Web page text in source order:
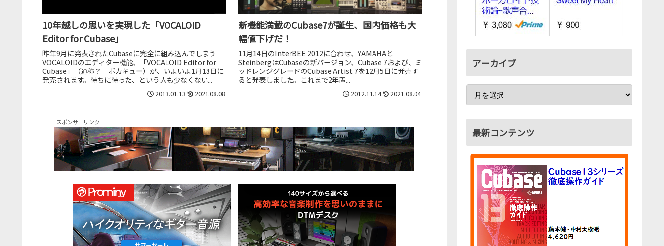
10年越しの思いを実現した「VOCALOID
Editor for Cubase」
昨年9月に発表されたCubaseに完全に組み込んでしまう
VOCALOIDのエディター機能、「VOCALOID Editor for
Cubase」（通称？＝ボカキュー）が、いよいよ1月18日に
発売されます。待ちに待った、という人も少なくない...
2013.01.13 2021.08.08
新機能満載のCubase7が誕生、国内価格も大
幅値下げだ！
11月14日のInterBEE 2012に合わせ、YAMAHAと
SteinbergはCubaseの新バージョン、Cubase 7および、ミ
ッドレンジグレードのCubase Artist 7を12月5日に発売す
ると発表しました。これまで2年置...
2012.11.14 2021.08.04
スポンサーリンク
アーカイブ
最新コンテンツ